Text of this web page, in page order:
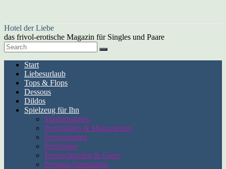
Hotel der Liebe
das frivol-erotische Magazin für Singles und Paare
Start
Liebesurlaub
Tops & Flops
Dessous
Dildos
Spielzeug für Ihn
Masturbatoren
Penishüllen & Manschetten
Penispumpen
Penisringe
Penisschlaufen & Gurte
Prostata-Stimulation